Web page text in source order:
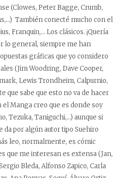
(Clowes, Peter Bagge, Crumb,
También conecté mucho con el
Franquin,… Los clásicos. ¡Quería
lo general, siempre me han
gráficas que yo considero
(Jim Woodring, Dave Cooper,
Lewis Trondheim, Calpurnio,
que sabe que esto no va de hacer
el Manga creo que es donde soy
Tezuka, Taniguchi,…) aunque si
por algún autor tipo Suehiro
leo, normalmente, es cómic
que me interesan es extensa (Jan,
Bleda, Alfonso Zapico, Carla